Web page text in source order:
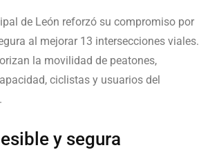
de León reforzó su compromiso por
al mejorar 13 intersecciones viales.
la movilidad de peatones,
ciclistas y usuarios del
y segura